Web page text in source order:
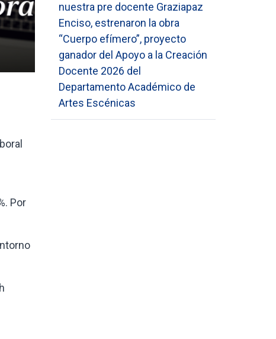
Por
nuestra pre docente Graziapaz
Enciso, estrenaron la obra
“Cuerpo efímero”, proyecto
ganador del Apoyo a la Creación
Docente 2026 del
Departamento Académico de
Artes Escénicas